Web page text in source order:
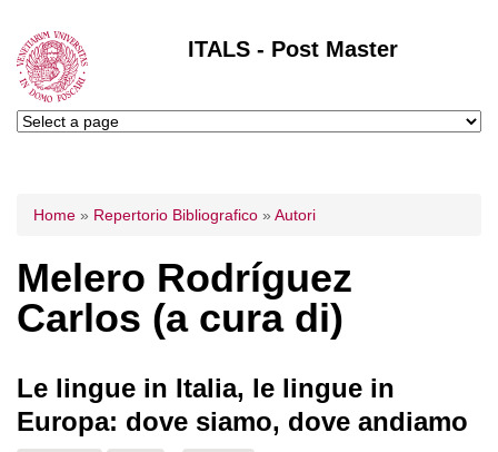
ITALS - Post Master
Tu sei qui
Home » Repertorio Bibliografico » Autori
Melero Rodríguez
Carlos (a cura di)
Le lingue in Italia, le lingue in
Europa: dove siamo, dove andiamo